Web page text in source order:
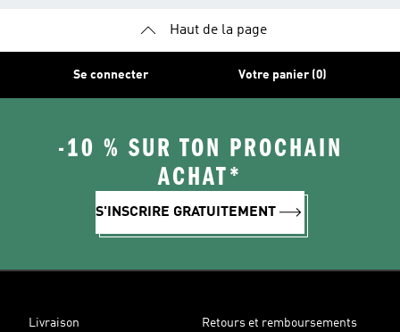
Haut de la page
Se connecter Votre panier (0)
-10 % SUR TON PROCHAIN
ACHAT*
S'INSCRIRE GRATUITEMENT
Livraison Retours et remboursements